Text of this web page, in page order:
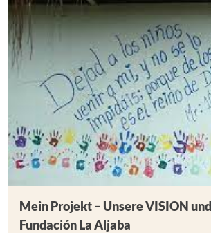
Mein Projekt – Unsere VISION
Fundación La Aljaba